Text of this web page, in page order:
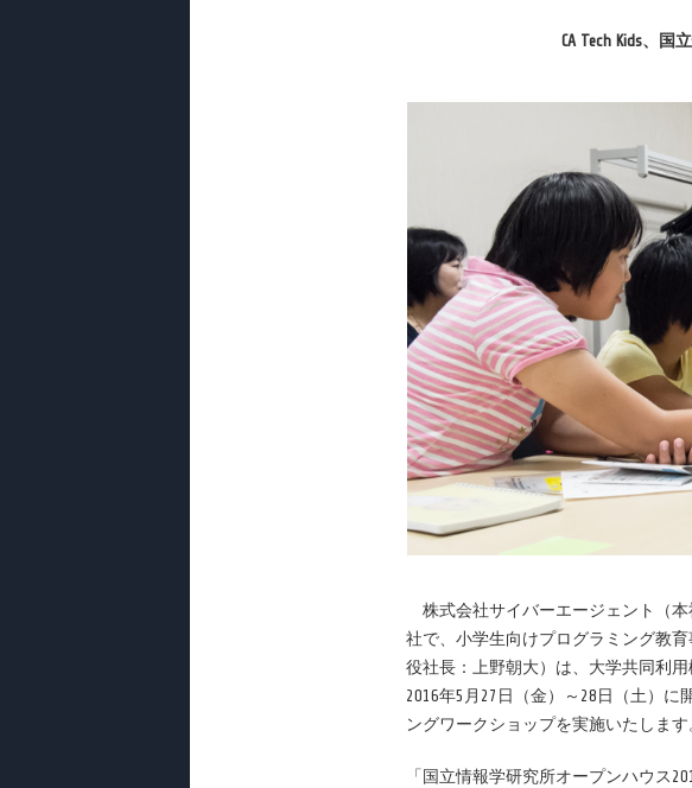
CA Tech Kids、
株式会社サイバーエージェント（本
社で、小学生向けプログラミング教育
役社長：上野朝大）は、大学共同利
2016年5月27日（金）～28日（土）
ングワークショップを実施いたします
「国立情報学研究所オープンハウス